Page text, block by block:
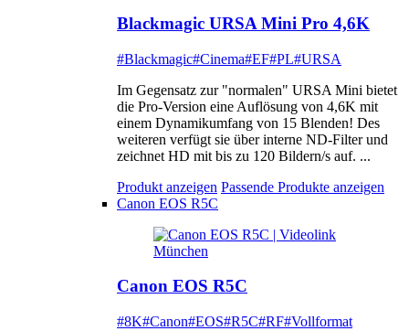
Blackmagic URSA Mini Pro 4,6K
#Blackmagic#Cinema#EF#PL#URSA
Im Gegensatz zur "normalen" URSA Mini bietet
die Pro-Version eine Auflösung von 4,6K mit
einem Dynamikumfang von 15 Blenden! Des
weiteren verfügt sie über interne ND-Filter und
zeichnet HD mit bis zu 120 Bildern/s auf. ...
Produkt anzeigen Passende Produkte anzeigen
Canon EOS R5C
Canon EOS R5C
#8K#Canon#EOS#R5C#RF#Vollformat